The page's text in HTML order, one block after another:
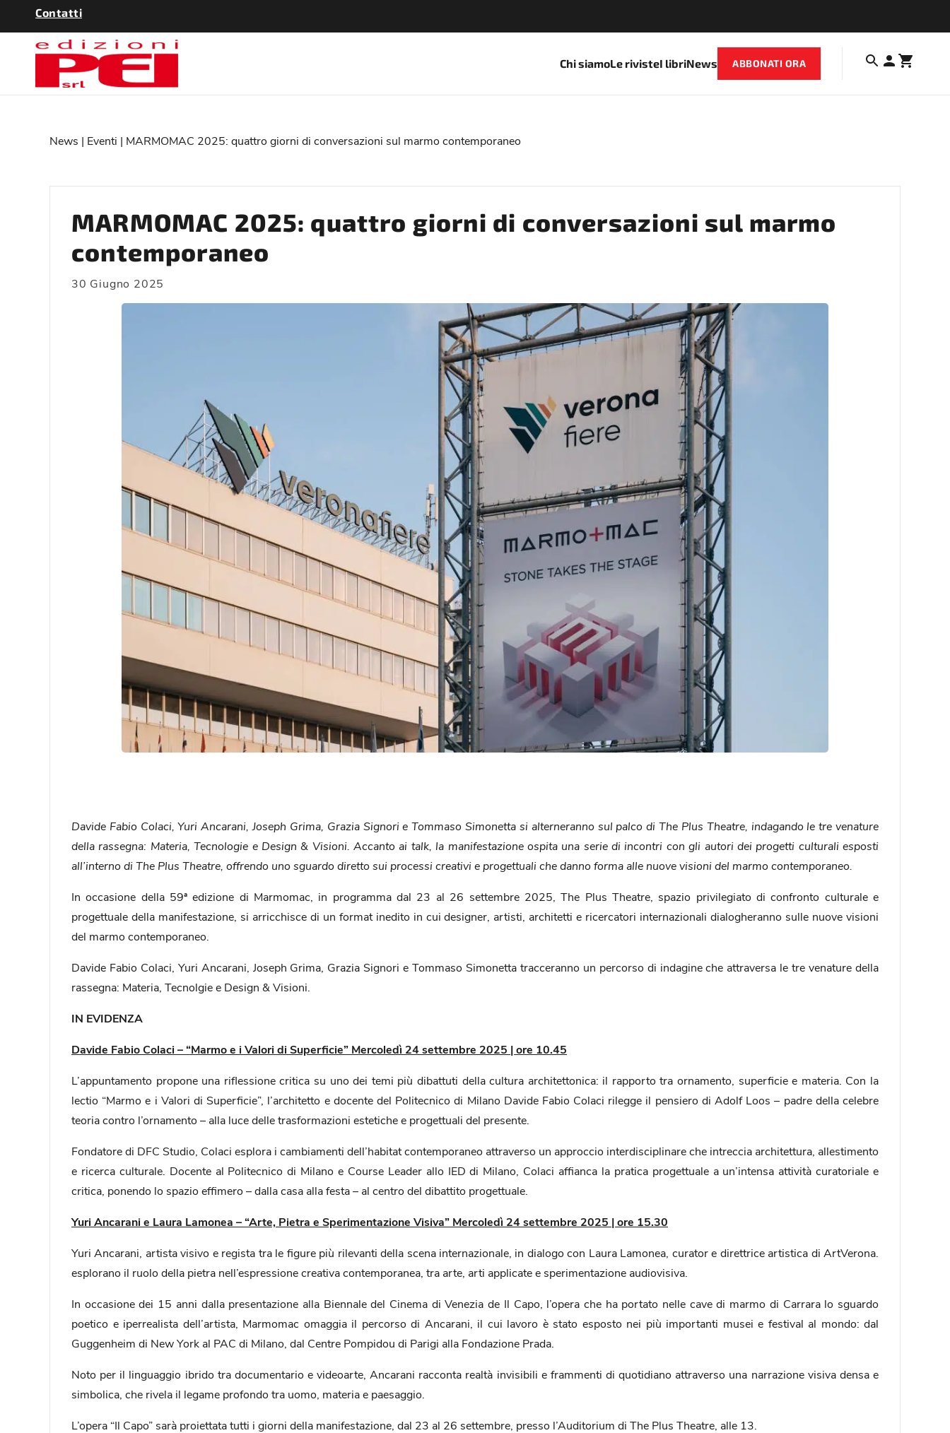
Contatti
Chi siamoLe rivisteI libriNews ABBONATI ORA
News | Eventi | MARMOMAC 2025: quattro giorni di conversazioni sul marmo contemporaneo
MARMOMAC 2025: quattro giorni di conversazioni sul marmo
contemporaneo
30 Giugno 2025
Davide Fabio Colaci, Yuri Ancarani, Joseph Grima, Grazia Signori e Tommaso Simonetta si alterneranno sul palco di The Plus Theatre, indagando le tre venature
della rassegna: Materia, Tecnologie e Design & Visioni. Accanto ai talk, la manifestazione ospita una serie di incontri con gli autori dei progetti culturali esposti
all’interno di The Plus Theatre, offrendo uno sguardo diretto sui processi creativi e progettuali che danno forma alle nuove visioni del marmo contemporaneo.
In occasione della 59ª edizione di Marmomac, in programma dal 23 al 26 settembre 2025, The Plus Theatre, spazio privilegiato di confronto culturale e
progettuale della manifestazione, si arricchisce di un format inedito in cui designer, artisti, architetti e ricercatori internazionali dialogheranno sulle nuove visioni
del marmo contemporaneo.
Davide Fabio Colaci, Yuri Ancarani, Joseph Grima, Grazia Signori e Tommaso Simonetta tracceranno un percorso di indagine che attraversa le tre venature della
rassegna: Materia, Tecnolgie e Design & Visioni.
IN EVIDENZA
Davide Fabio Colaci – “Marmo e i Valori di Superficie” Mercoledì 24 settembre 2025 | ore 10.45
L’appuntamento propone una riflessione critica su uno dei temi più dibattuti della cultura architettonica: il rapporto tra ornamento, superficie e materia. Con la
lectio “Marmo e i Valori di Superficie”, l’architetto e docente del Politecnico di Milano Davide Fabio Colaci rilegge il pensiero di Adolf Loos – padre della celebre
teoria contro l’ornamento – alla luce delle trasformazioni estetiche e progettuali del presente.
Fondatore di DFC Studio, Colaci esplora i cambiamenti dell’habitat contemporaneo attraverso un approccio interdisciplinare che intreccia architettura, allestimento
e ricerca culturale. Docente al Politecnico di Milano e Course Leader allo IED di Milano, Colaci affianca la pratica progettuale a un’intensa attività curatoriale e
critica, ponendo lo spazio effimero – dalla casa alla festa – al centro del dibattito progettuale.
Yuri Ancarani e Laura Lamonea – “Arte, Pietra e Sperimentazione Visiva” Mercoledì 24 settembre 2025 | ore 15.30
Yuri Ancarani, artista visivo e regista tra le figure più rilevanti della scena internazionale, in dialogo con Laura Lamonea, curator e direttrice artistica di ArtVerona.
esplorano il ruolo della pietra nell’espressione creativa contemporanea, tra arte, arti applicate e sperimentazione audiovisiva.
In occasione dei 15 anni dalla presentazione alla Biennale del Cinema di Venezia de Il Capo, l’opera che ha portato nelle cave di marmo di Carrara lo sguardo
poetico e iperrealista dell’artista, Marmomac omaggia il percorso di Ancarani, il cui lavoro è stato esposto nei più importanti musei e festival al mondo: dal
Guggenheim di New York al PAC di Milano, dal Centre Pompidou di Parigi alla Fondazione Prada.
Noto per il linguaggio ibrido tra documentario e videoarte, Ancarani racconta realtà invisibili e frammenti di quotidiano attraverso una narrazione visiva densa e
simbolica, che rivela il legame profondo tra uomo, materia e paesaggio.
L’opera “Il Capo” sarà proiettata tutti i giorni della manifestazione, dal 23 al 26 settembre, presso l’Auditorium di The Plus Theatre, alle 13.